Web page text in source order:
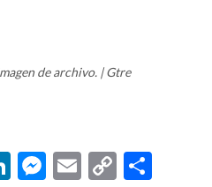
de archivo. | Gtre
Li M E
C